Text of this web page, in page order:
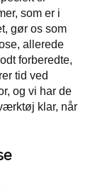
som er i
gør os som
allerede
forberedte,
tid ved
og vi har de
klar, når